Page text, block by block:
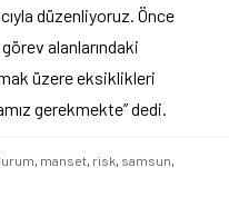
düzenliyoruz. Önce
alanlarındaki
üzere eksiklikleri
gerekmekte” dedi.
manset risk samsun